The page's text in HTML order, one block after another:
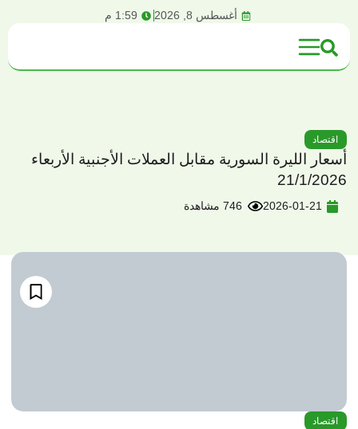
أغسطس 8, 2026 1:59 م
اقتصاد
أسعار الليرة السورية مقابل العملات الأجنبية الأربعاء
21/1/2026
2026-01-21 746 مشاهدة
اقتصاد